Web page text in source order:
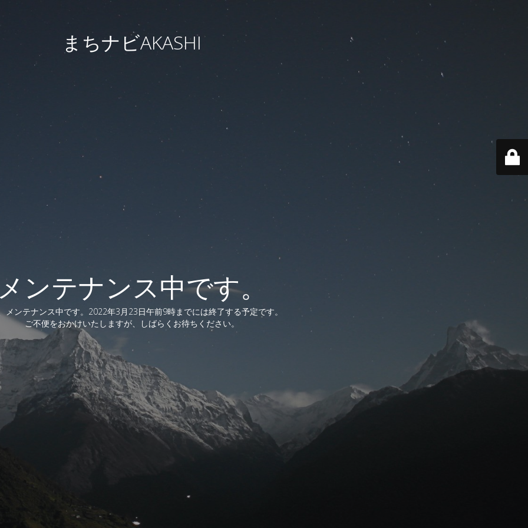
まちナビAKASHI
ンテナンス中です。
メンテナンス中です。2022年3月23日午前9時までには終了する予定です。
ご不便をおかけいたしますが、しばらくお待ちください。